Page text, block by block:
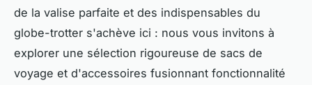
de la valise parfaite et des indispensables du
globe-trotter s'achève ici : nous vous invitons à
explorer une sélection rigoureuse de sacs de
voyage et d'accessoires fusionnant fonctionnalité